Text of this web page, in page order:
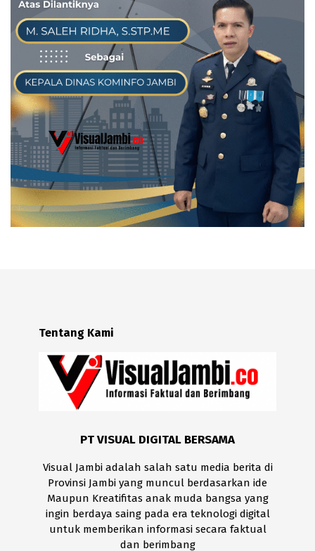
Tentang Kami
PT VISUAL DIGITAL BERSAMA
Visual Jambi adalah salah satu media berita di
Provinsi Jambi yang muncul berdasarkan ide
Maupun Kreatifitas anak muda bangsa yang
ingin berdaya saing pada era teknologi digital
untuk memberikan informasi secara faktual
dan berimbang